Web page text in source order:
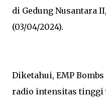
di Gedung Nusantara
(03/04/2024).
Diketahui, EMP
radio intensitas tinggi